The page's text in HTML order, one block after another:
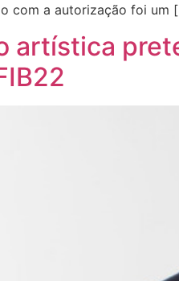
com a autorização foi um
artística